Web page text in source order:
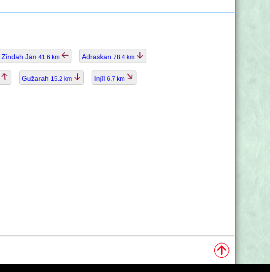
Zindah Jān 41.6 km Adraskan 78.4 km
Guz̄arah 15.2 km Injīl 6.7 km